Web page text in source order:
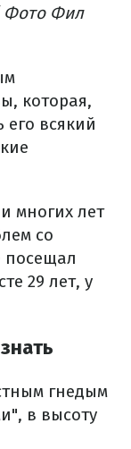
Фото Фил
которая,
его всякий
многих лет
со
посещал
29 лет, у
гнедым
в высоту